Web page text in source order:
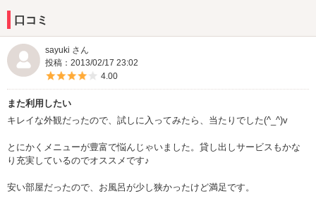
口コミ
sayuki さん
投稿：2013/02/17 23:02
5つ星のうち4
4.00
また利用したい
キレイな外観だったので、試しに入ってみたら、当たりでした(^_^)v
とにかくメニューが豊富で悩んじゃいました。貸し出しサービスもかな
り充実しているのでオススメです♪
安い部屋だったので、お風呂が少し狭かったけど満足です。